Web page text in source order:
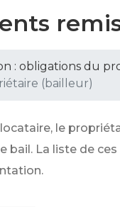
: obligations du
(bailleur)
le
bail. La liste de